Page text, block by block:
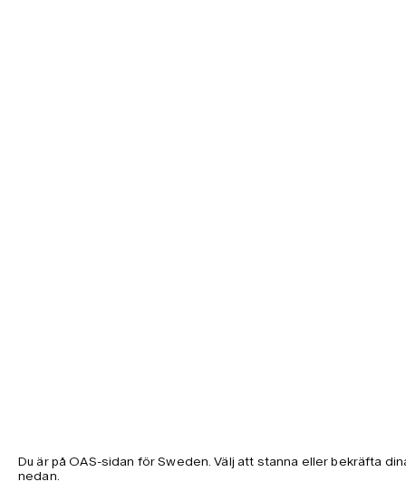
Du är på OAS-sidan för Sweden. Välj att stanna eller bekräfta
nedan.